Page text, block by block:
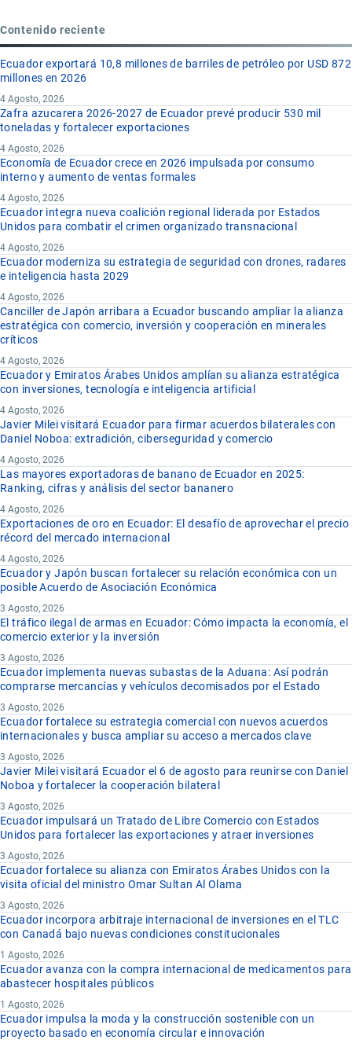
Contenido reciente
Ecuador exportará 10,8 millones de barriles de petróleo por USD 872
millones en 2026
4 Agosto, 2026
Zafra azucarera 2026-2027 de Ecuador prevé producir 530 mil
toneladas y fortalecer exportaciones
4 Agosto, 2026
Economía de Ecuador crece en 2026 impulsada por consumo
interno y aumento de ventas formales
4 Agosto, 2026
Ecuador integra nueva coalición regional liderada por Estados
Unidos para combatir el crimen organizado transnacional
4 Agosto, 2026
Ecuador moderniza su estrategia de seguridad con drones, radares
e inteligencia hasta 2029
4 Agosto, 2026
Canciller de Japón arribara a Ecuador buscando ampliar la alianza
estratégica con comercio, inversión y cooperación en minerales
críticos
4 Agosto, 2026
Ecuador y Emiratos Árabes Unidos amplían su alianza estratégica
con inversiones, tecnología e inteligencia artificial
4 Agosto, 2026
Javier Milei visitará Ecuador para firmar acuerdos bilaterales con
Daniel Noboa: extradición, ciberseguridad y comercio
4 Agosto, 2026
Las mayores exportadoras de banano de Ecuador en 2025:
Ranking, cifras y análisis del sector bananero
4 Agosto, 2026
Exportaciones de oro en Ecuador: El desafío de aprovechar el precio
récord del mercado internacional
4 Agosto, 2026
Ecuador y Japón buscan fortalecer su relación económica con un
posible Acuerdo de Asociación Económica
3 Agosto, 2026
El tráfico ilegal de armas en Ecuador: Cómo impacta la economía, el
comercio exterior y la inversión
3 Agosto, 2026
Ecuador implementa nuevas subastas de la Aduana: Así podrán
comprarse mercancías y vehículos decomisados por el Estado
3 Agosto, 2026
Ecuador fortalece su estrategia comercial con nuevos acuerdos
internacionales y busca ampliar su acceso a mercados clave
3 Agosto, 2026
Javier Milei visitará Ecuador el 6 de agosto para reunirse con Daniel
Noboa y fortalecer la cooperación bilateral
3 Agosto, 2026
Ecuador impulsará un Tratado de Libre Comercio con Estados
Unidos para fortalecer las exportaciones y atraer inversiones
3 Agosto, 2026
Ecuador fortalece su alianza con Emiratos Árabes Unidos con la
visita oficial del ministro Omar Sultan Al Olama
3 Agosto, 2026
Ecuador incorpora arbitraje internacional de inversiones en el TLC
con Canadá bajo nuevas condiciones constitucionales
1 Agosto, 2026
Ecuador avanza con la compra internacional de medicamentos para
abastecer hospitales públicos
1 Agosto, 2026
Ecuador impulsa la moda y la construcción sostenible con un
proyecto basado en economía circular e innovación